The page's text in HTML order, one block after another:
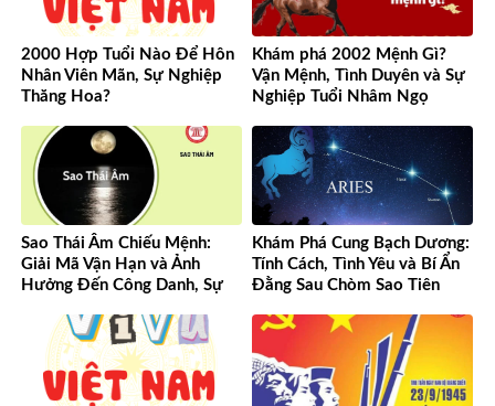
2000 Hợp Tuổi Nào Để Hôn
Nhân Viên Mãn, Sự Nghiệp
Thăng Hoa?
Khám phá 2002 Mệnh Gì?
Vận Mệnh, Tình Duyên và Sự
Nghiệp Tuổi Nhâm Ngọ
Sao Thái Âm Chiếu Mệnh:
Giải Mã Vận Hạn và Ảnh
Hưởng Đến Công Danh, Sự
Khám Phá Cung Bạch Dương:
Tính Cách, Tình Yêu và Bí Ẩn
Đằng Sau Chòm Sao Tiên